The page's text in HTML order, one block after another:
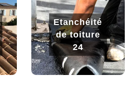
Etanchéité
de toiture
24